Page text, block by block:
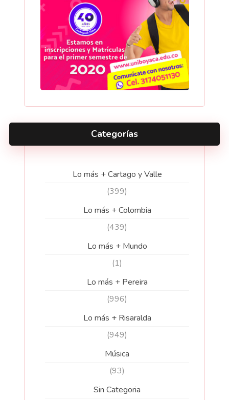
Categorías
Lo más + Cartago y Valle
(399)
Lo más + Colombia
(439)
Lo más + Mundo
(1)
Lo más + Pereira
(996)
Lo más + Risaralda
(949)
Música
(93)
Sin Categoria